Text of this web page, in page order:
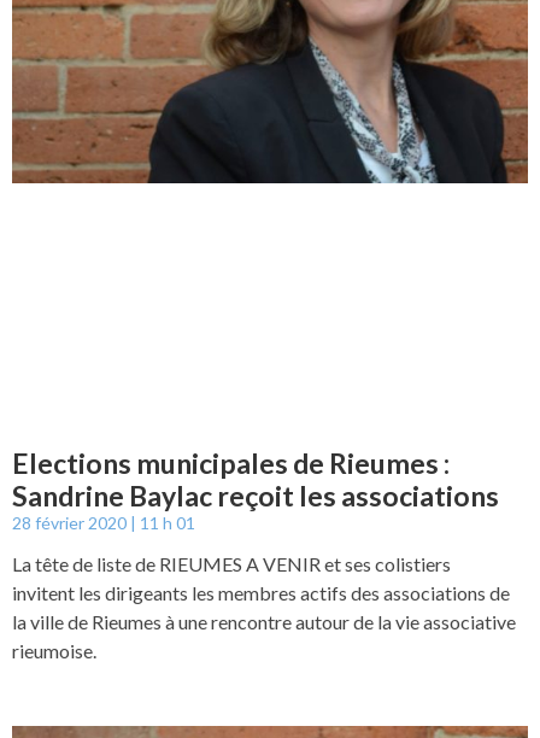
Elections municipales de Rieumes :
Sandrine Baylac reçoit les associations
28 février 2020 11 h 01
La tête de liste de RIEUMES A VENIR et ses colistiers
invitent les dirigeants les membres actifs des associations de
la ville de Rieumes à une rencontre autour de la vie associative
rieumoise.